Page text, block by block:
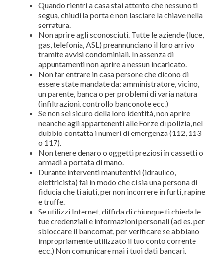
Quando rientri a casa stai attento che nessuno ti
segua, chiudi la porta e non lasciare la chiave nella
serratura.
Non aprire agli sconosciuti. Tutte le aziende (luce,
gas, telefonia, ASL) preannunciano il loro arrivo
tramite avvisi condominiali. In assenza di
appuntamenti non aprire a nessun incaricato.
Non far entrare in casa persone che dicono di
essere state mandate da: amministratore, vicino,
un parente, banca o per problemi di varia natura
(infiltrazioni, controllo banconote ecc.)
Se non sei sicuro della loro identità, non aprire
neanche agli appartenenti alle Forze di polizia, nel
dubbio contatta i numeri di emergenza (112, 113
o 117).
Non tenere denaro o oggetti preziosi in cassetti o
armadi a portata di mano.
Durante interventi manutentivi (idraulico,
elettricista) fai in modo che ci sia una persona di
fiducia che ti aiuti, per non incorrere in furti, rapine
e truffe.
Se utilizzi Internet, diffida di chiunque ti chieda le
tue credenziali e informazioni personali (ad es. per
sbloccare il bancomat, per verificare se abbiano
impropriamente utilizzato il tuo conto corrente
ecc.) Non comunicare mai i tuoi dati bancari.